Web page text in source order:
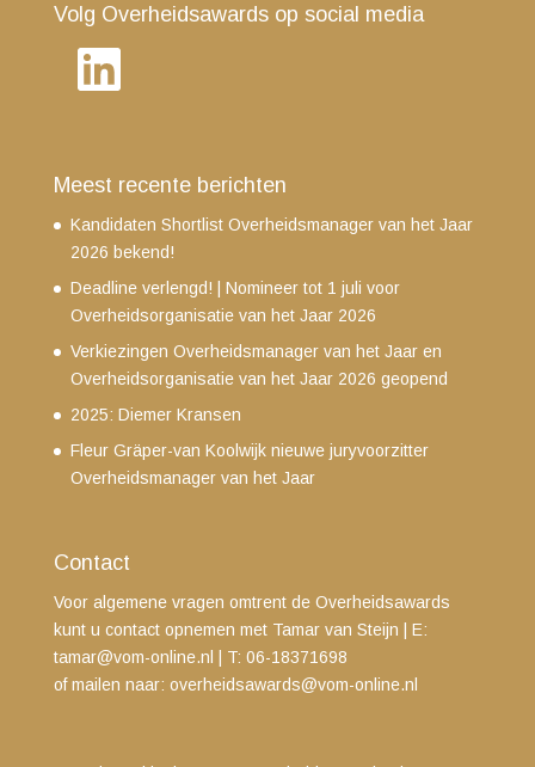
Volg Overheidsawards op social media
LinkedIn
Meest recente berichten
Kandidaten Shortlist Overheidsmanager van het Jaar
2026 bekend!
Deadline verlengd! | Nomineer tot 1 juli voor
Overheidsorganisatie van het Jaar 2026
Verkiezingen Overheidsmanager van het Jaar en
Overheidsorganisatie van het Jaar 2026 geopend
2025: Diemer Kransen
Fleur Gräper-van Koolwijk nieuwe juryvoorzitter
Overheidsmanager van het Jaar
Contact
Voor algemene vragen omtrent de Overheidsawards
kunt u contact opnemen met Tamar van Steijn | E:
tamar@vom-online.nl
T: 06-18371698
of mailen naar: overheidsawards@vom-online.nl